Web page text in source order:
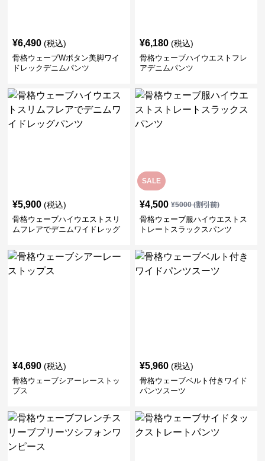
¥6,490 (税込)
骨格ウェーブWボタン美脚ワイ
ドレックデニムパンツ
¥6,180 (税込)
骨格ウェーブハイウエストフレ
アデニムパンツ
¥5,900 (税込)
骨格ウェーブハイウエストスリ
ムフレアでデニムワイドレッグ
SALE
¥4,500 ¥5000(割引前)
骨格ウェーブ服ハイウエストス
トレートスラックスパンツ
¥4,690 (税込)
骨格ウェーブシアーレーストッ
プス
¥5,960 (税込)
骨格ウェーブベルト付きワイド
パンツスーツ